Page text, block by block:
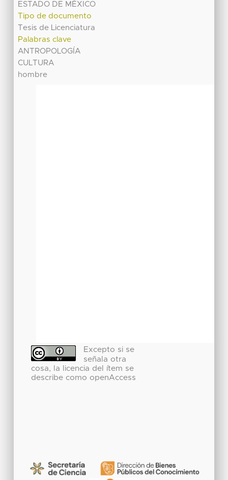
ESTADO DE MÉXICO
Tipo de documento
Tesis de Licenciatura
Palabras clave
ANTROPOLOGÍA
CULTURA
hombre
Excepto si se
señala otra
cosa, la licencia del ítem se
describe como openAccess